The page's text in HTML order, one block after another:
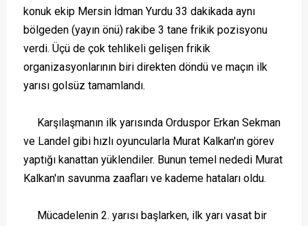
konuk ekip Mersin İdman Yurdu 33 dakikada aynı
bölgeden (yayın önü) rakibe 3 tane frikik pozisyonu
verdi. Üçü de çok tehlikeli gelişen frikik
organizasyonlarının biri direkten döndü ve maçın ilk
yarısı golsüz tamamlandı.
Karşılaşmanın ilk yarısında Orduspor Erkan Sekman
ve Landel gibi hızlı oyuncularla Murat Kalkan'ın görev
yaptığı kanattan yüklendiler. Bunun temel nededi Murat
Kalkan'ın savunma zaafları ve kademe hataları oldu.
Mücadelenin 2. yarısı başlarken, ilk yarı vasat bir